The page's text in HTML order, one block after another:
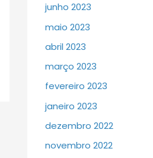
junho 2023
maio 2023
abril 2023
março 2023
fevereiro 2023
janeiro 2023
dezembro 2022
novembro 2022